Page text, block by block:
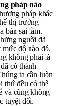
pháp nào
pháp khác
thị trường
bán sai lầm.
người đã
độ nào đó.
không phải là
có thành
ta cần luôn
thứ đều có thể
và cũng không
tuyệt đối.